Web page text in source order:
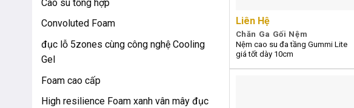
Cao su tổng hợp
Convoluted Foam
đục lỗ 5zones cùng công nghệ Cooling
Gel
Foam cao cấp
High resilience Foam xanh vân mây đục
Chăn Ga Gối Nệm
Nệm cao su đa tầng Gummi Lite
giá tốt dày 10cm
Liên Hệ